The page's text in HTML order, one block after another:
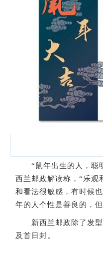
“鼠年出生的人，聪明
西兰邮政解读称，“乐观
和看法很敏感，有时候
年的人个性是善良的，
新西兰邮政除了发型
及首日封。